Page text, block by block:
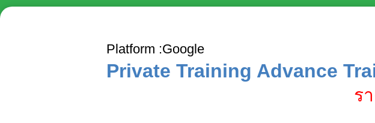
Platform :Google
Private Training Advance
ร